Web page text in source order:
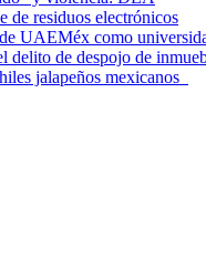
de residuos electrónicos
UAEMéx como
de despojo de
jalapeños mexicanos